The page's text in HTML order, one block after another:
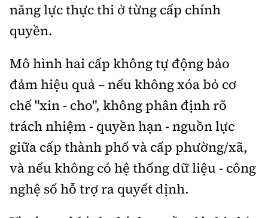
năng lực thực thi ở từng cấp chính
quyền.
Mô hình hai cấp không tự động bảo
đảm hiệu quả – nếu không xóa bỏ cơ
chế "xin - cho", không phân định rõ
trách nhiệm - quyền hạn - nguồn lực
giữa cấp thành phố và cấp phường/xã,
và nếu không có hệ thống dữ liệu - công
nghệ số hỗ trợ ra quyết định.